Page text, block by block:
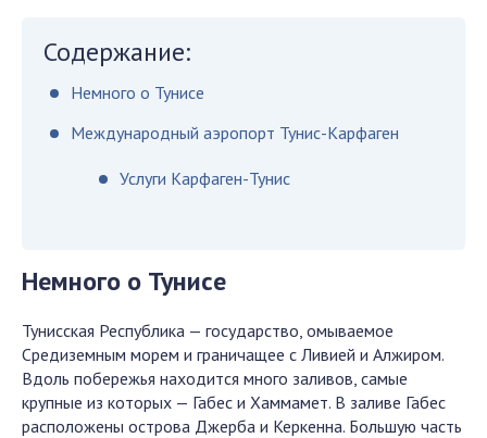
Содержание:
Немного о Тунисе
Международный аэропорт Тунис-Карфаген
Услуги Карфаген-Тунис
Немного о Тунисе
Тунисская Республика — государство, омываемое
Средиземным морем и граничащее с Ливией и Алжиром.
Вдоль побережья находится много заливов, самые
крупные из которых — Габес и Хаммамет. В заливе Габес
расположены острова Джерба и Керкенна. Большую часть